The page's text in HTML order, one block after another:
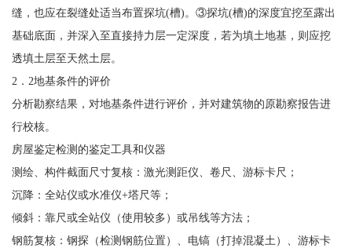
缝，也应在裂缝处适当布置探坑(槽)。③探坑(槽)的深度宜挖至露出
基础底面，并深入至直接持力层一定深度，若为填土地基，则应挖
透填土层至天然土层。
2．2地基条件的评价
分析勘察结果，对地基条件进行评价，并对建筑物的原勘察报告进
行校核。
房屋鉴定检测的鉴定工具和仪器
测绘、构件截面尺寸复核：激光测距仪、卷尺、游标卡尺；
沉降：全站仪或水准仪+塔尺等；
倾斜：靠尺或全站仪（使用较多）或吊线等方法；
钢筋复核：钢探（检测钢筋位置）、电镐（打掉混凝土）、游标卡